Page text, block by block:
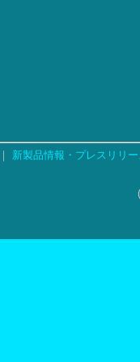
｜ 新製品情報・プレスリリ